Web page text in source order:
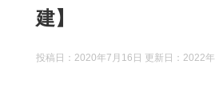
建】
投稿日：2020年7月16日 更新日： 2022